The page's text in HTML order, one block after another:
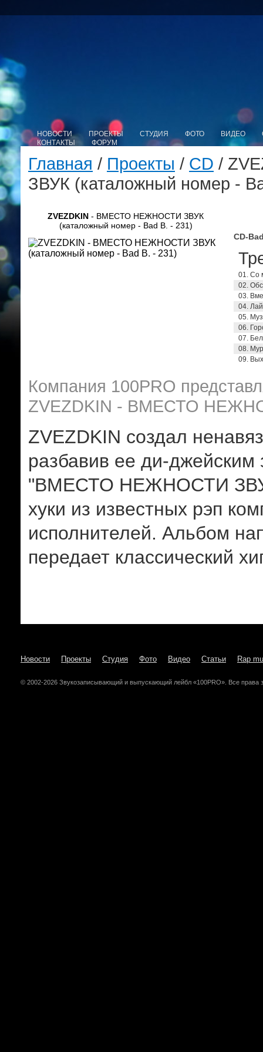
НОВОСТИ ПРОЕКТЫ СТУДИЯ ФОТО ВИДЕО
КОНТАКТЫ
ФОРУМ
Главная / Проекты / CD /
ЗВУК (каталожный номер -
ZVEZDKIN - ВМЕСТО НЕЖНОСТИ ЗВУК
(каталожный номер - Bad B. - 231)
CD-
01. Со
02.
03.
04.
05.
06.
07.
08.
09.
Компания 100PRO
ZVEZDKIN - ВМЕСТО
ZVEZDKIN создал
разбавив ее ди-
"ВМЕСТО НЕЖНОСТИ
хуки из известных рэп
исполнителей. Альбом
передает классический
Новости Проекты Студия Фото Видео Статьи Rap
© 2002-2026 Звукозаписывающий и выпускающий лейбл «100PRO». Все